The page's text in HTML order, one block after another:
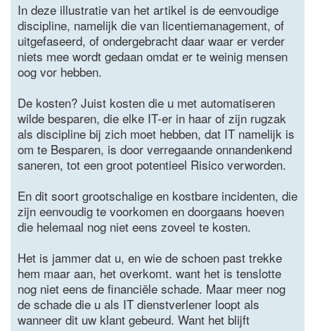
In deze illustratie van het artikel is de eenvoudige
discipline, namelijk die van licentiemanagement, of
uitgefaseerd, of ondergebracht daar waar er verder
niets mee wordt gedaan omdat er te weinig mensen
oog vor hebben.
De kosten? Juist kosten die u met automatiseren
wilde besparen, die elke IT-er in haar of zijn rugzak
als discipline bij zich moet hebben, dat IT namelijk is
om te Besparen, is door verregaande onnandenkend
saneren, tot een groot potentieel Risico verworden.
En dit soort grootschalige en kostbare incidenten, die
zijn eenvoudig te voorkomen en doorgaans hoeven
die helemaal nog niet eens zoveel te kosten.
Het is jammer dat u, en wie de schoen past trekke
hem maar aan, het overkomt. want het is tenslotte
nog niet eens de financiële schade. Maar meer nog
de schade die u als IT dienstverlener loopt als
wanneer dit uw klant gebeurd. Want het blijft